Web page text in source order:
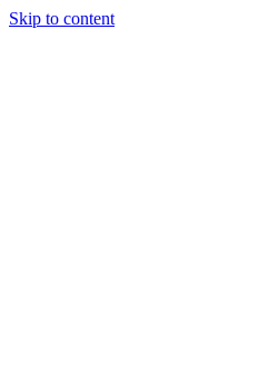
Skip to content